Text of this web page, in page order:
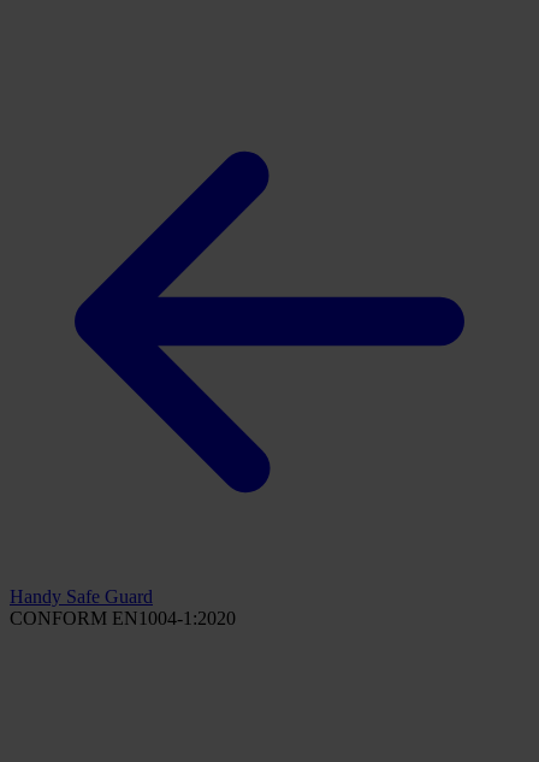
Handy Safe Guard
CONFORM EN1004-1:2020